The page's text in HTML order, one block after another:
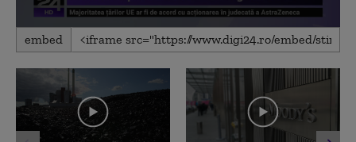
0
seconds
3
minutes,
seconds
embed